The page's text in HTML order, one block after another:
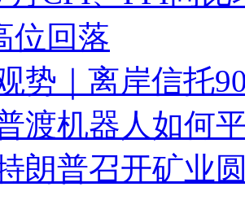
位回落
势｜离岸信托
渡机器人如何
朗普召开矿业